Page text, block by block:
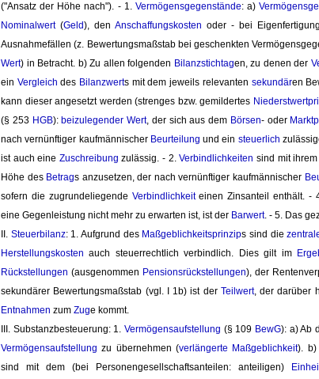
("Ansatz der Höhe nach"). - 1. Vermögensgegenstände: a)
Nominalwert(Geld), den Anschaffungskosten oder - bei
Ausnahmefällen (z. Bewertungsmaßstab bei geschenkten
Wert) in Betracht. b) Zu allen folgenden Bilanzstichtagen, zu denen der
ein Vergleich des Bilanzwerts mit dem jeweils relevanten sekundären
kann dieser angesetzt werden (strenges bzw. gemildertes
(§ 253 HGB): beizulegender Wert, der sich aus dem Börsen- oder
nach vernünftiger kaufmännischer Beurteilung und ein steuerlich
ist auch eine Zuschreibung zulässig. - 2. Verbindlichkeiten sind mit
Höhe des Betrags anzusetzen, der nach vernünftiger kaufmännischer
sofern die zugrundeliegende Verbindlichkeiteinen Zinsanteil enthält. -
eine Gegenleistung nicht mehr zu erwarten ist, ist der Barwert. - 5. Das
II. Steuerbilanz: 1. Aufgrund des Maßgeblichkeitsprinzips sind die
Herstellungskosten auch steuerrechtlich verbindlich. Dies gilt im
Rückstellungen (ausgenommen Pensionsrückstellungen), der
sekundärer Bewertungsmaßstab (vgl. I 1b) ist der Teilwert, der darüber
Entnahmen zum Zuge kommt.
III. Substanzbesteuerung: 1. Vermögensaufstellung (§ 109 BewG): a) Ab
Vermögensaufstellung zu übernehmen (verlängerte Maßgeblichkeit). b)
sind mit dem (bei Personengesellschaftsanteilen: anteiligen)